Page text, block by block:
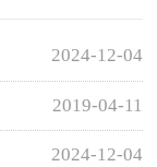
2024-12-04
2019-04-11
2024-12-04